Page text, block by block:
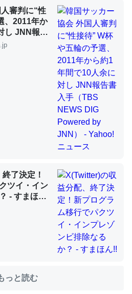
が、酵素が違うのか？
学の大問題＝「昆虫はなぜ海にいな
ウムを大量に使う脊椎動物と貝
腹足類だと殻を無くしてナメク
虫学の大問題＝「昆虫はなぜ海にいな
４年。でたまに覗いてる。ぼ
画策中。あと、Googleマップで
池残量や充電中かが分かるので
審判に“性
、2011年か
し JNN報告
Powered
了決定！
ツイ・イン
- すまほ
っと読む